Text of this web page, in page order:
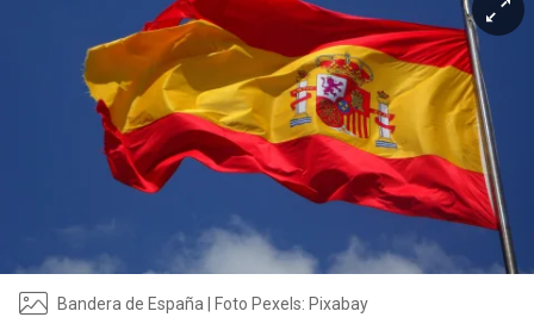
Bandera de España | Foto Pexels: Pixabay